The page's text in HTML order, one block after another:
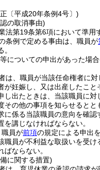
〔平成20年条例4号〕)
の取消事由)
法第19条第6項において準用
条例で定める事由は、職員が
についての申出があった場
は、職員が当該任命権者に対
が妊娠し、又は出産したこと
し出たときは、当該職員に対
その他の事項を知らせるとと
に係る当該職員の意向を確認
を講じなければならない。
員が前項の規定による申出
職員が不利益な取扱いを受け
ばならない。
に関する措置)